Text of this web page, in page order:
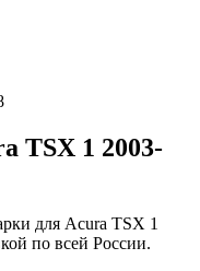
TSX 1 2003-
для Acura TSX 1
по всей России.